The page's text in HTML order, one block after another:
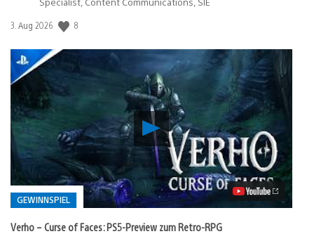
Veröffentlichungsdatum:
3. Aug 2026 8
Verho
–
Curse
of
Faces:
PS5-
Preview
zum
Retro-
GEWINNSPIEL
Verho – Curse of Faces: PS5-Preview zum Retro-RPG